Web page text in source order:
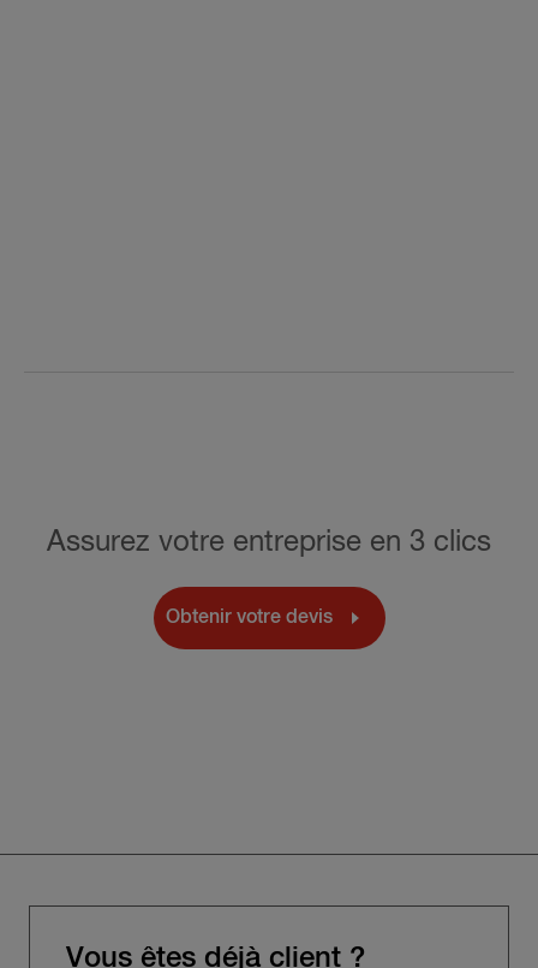
Assurez votre entreprise en 3 clics
Obtenir votre devis
Vous êtes déjà client ?